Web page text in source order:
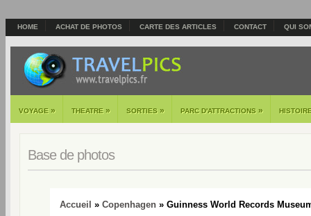
HOME ACHAT DE PHOTOS CARTE DES ARTICLES CONTACT QUI
VOYAGE » THEATRE » SORTIES » PARC D'ATTRACTIONS »
Base de photos
Accueil » Copenhagen » Guinness World Records